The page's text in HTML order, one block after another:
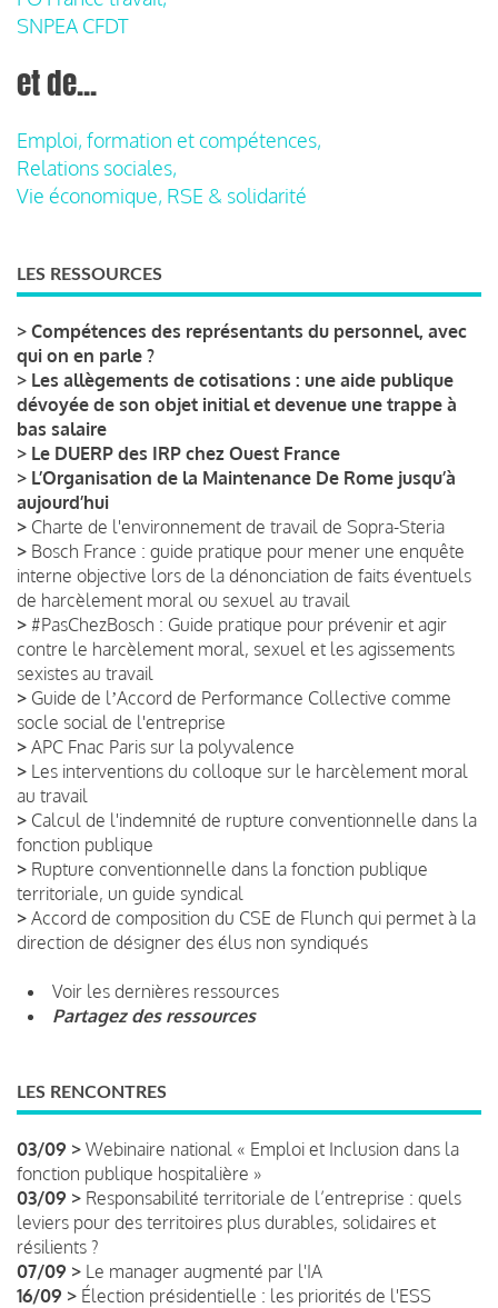
SNPEA CFDT
et de...
Emploi, formation et compétences,
Relations sociales,
Vie économique, RSE & solidarité
LES RESSOURCES
> Compétences des représentants du personnel, avec
qui on en parle ?
> Les allègements de cotisations : une aide publique
dévoyée de son objet initial et devenue une trappe à
bas salaire
> Le DUERP des IRP chez Ouest France
> L’Organisation de la Maintenance De Rome jusqu’à
aujourd’hui
> Charte de l'environnement de travail de Sopra-Steria
> Bosch France : guide pratique pour mener une enquête
interne objective lors de la dénonciation de faits éventuels
de harcèlement moral ou sexuel au travail
> #PasChezBosch : Guide pratique pour prévenir et agir
contre le harcèlement moral, sexuel et les agissements
sexistes au travail
> Guide de lʼAccord de Performance Collective comme
socle social de l'entreprise
> APC Fnac Paris sur la polyvalence
> Les interventions du colloque sur le harcèlement moral
au travail
> Calcul de l'indemnité de rupture conventionnelle dans la
fonction publique
> Rupture conventionnelle dans la fonction publique
territoriale, un guide syndical
> Accord de composition du CSE de Flunch qui permet à la
direction de désigner des élus non syndiqués
Voir les dernières ressources
Partagez des ressources
LES RENCONTRES
03/09 > Webinaire national « Emploi et Inclusion dans la
fonction publique hospitalière »
03/09 > Responsabilité territoriale de l’entreprise : quels
leviers pour des territoires plus durables, solidaires et
résilients ?
07/09 > Le manager augmenté par l'IA
16/09 > Élection présidentielle : les priorités de l'ESS